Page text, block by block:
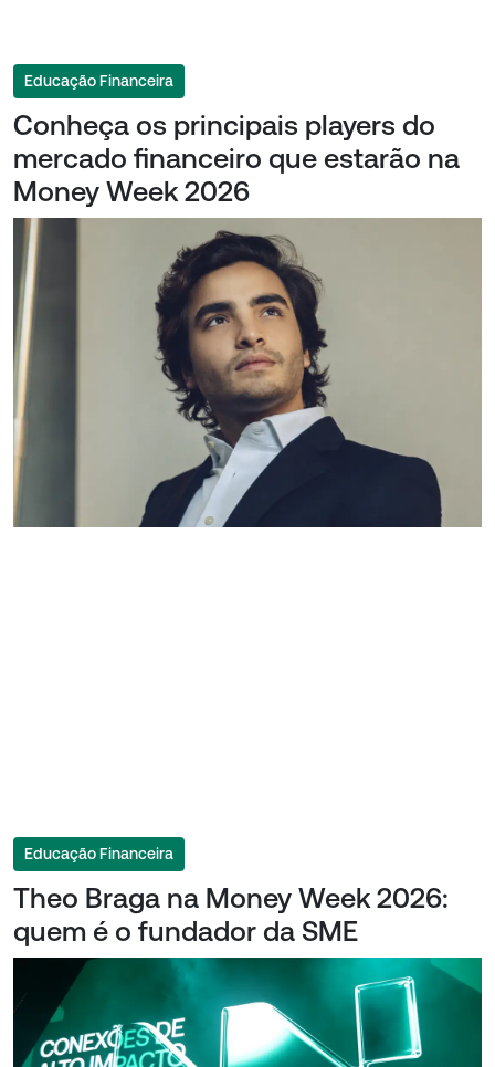
Educação Financeira
Conheça os principais players do
mercado financeiro que estarão na
Money Week 2026
Educação Financeira
Theo Braga na Money Week 2026:
quem é o fundador da SME